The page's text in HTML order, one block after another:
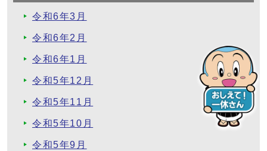
令和6年3月
令和6年2月
令和6年1月
令和5年12月
令和5年11月
令和5年10月
令和5年9月